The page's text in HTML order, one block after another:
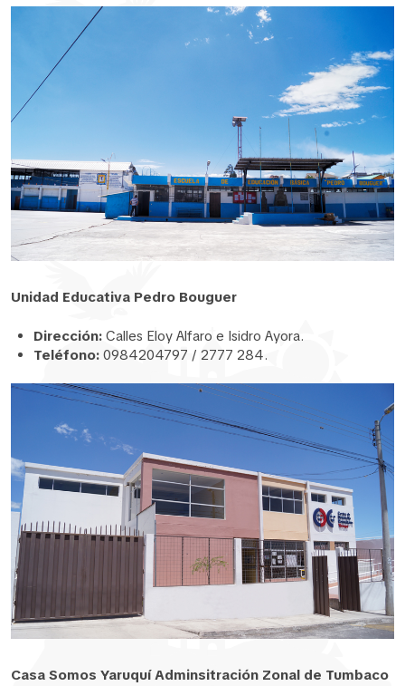
Unidad Educativa Pedro Bouguer
Dirección: Calles Eloy Alfaro e Isidro Ayora.
Teléfono: 0984204797 / 2777 284.
Casa Somos Yaruquí Adminsitración Zonal de Tumbaco